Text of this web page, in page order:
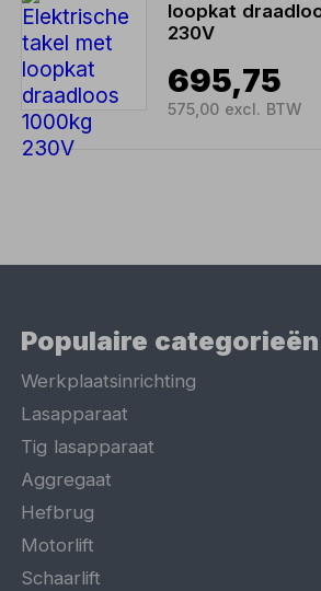
loopkat
230V
695,75
575,00 excl. BTW
Populaire categorieën
Werkplaatsinrichting
Lasapparaat
Tig lasapparaat
Aggregaat
Hefbrug
Motorlift
Schaarlift